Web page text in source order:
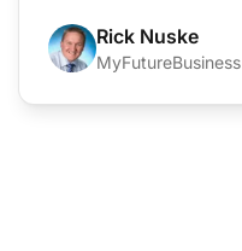
Rick Nuske
MyFutureBusiness